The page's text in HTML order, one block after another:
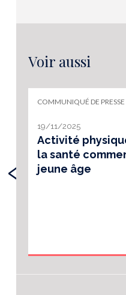
Voir aussi
COMMUNIQUÉ DE PRESSE
19/11/2025
Activité
la santé
jeune âge
‹